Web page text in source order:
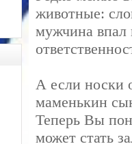
животные:
мужчина впал
А если носки
маменькин
Теперь Вы
может стать